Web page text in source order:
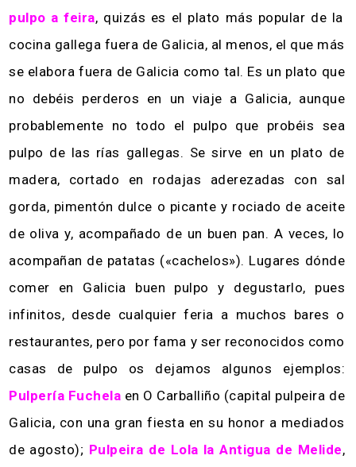
pulpo a feira, quizás es el plato más popular de la
cocina gallega fuera de Galicia, al menos, el que más
se elabora fuera de Galicia como tal. Es un plato que
no debéis perderos en un viaje a Galicia, aunque
probablemente no todo el pulpo que probéis sea
pulpo de las rías gallegas. Se sirve en un plato de
madera, cortado en rodajas aderezadas con sal
gorda, pimentón dulce o picante y rociado de aceite
de oliva y, acompañado de un buen pan. A veces, lo
acompañan de patatas («cachelos»). Lugares dónde
comer en Galicia buen pulpo y degustarlo, pues
infinitos, desde cualquier feria a muchos bares o
restaurantes, pero por fama y ser reconocidos como
casas de pulpo os dejamos algunos ejemplos:
Pulpería Fuchela en O Carballiño (capital pulpeira de
Galicia, con una gran fiesta en su honor a mediados
de agosto); Pulpeira de Lola la Antigua de Melide,